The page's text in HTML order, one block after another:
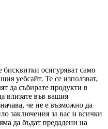
осигуряват само
уебсайт. Те се използват,
да събирате продукти в
влизате във вашия
че не е възможно да
заключения за вас и всички
да бъдат предадени на